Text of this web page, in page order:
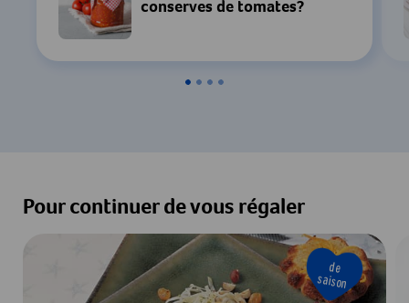
conserves de tomates?
Pour continuer de vous régaler
de
saison